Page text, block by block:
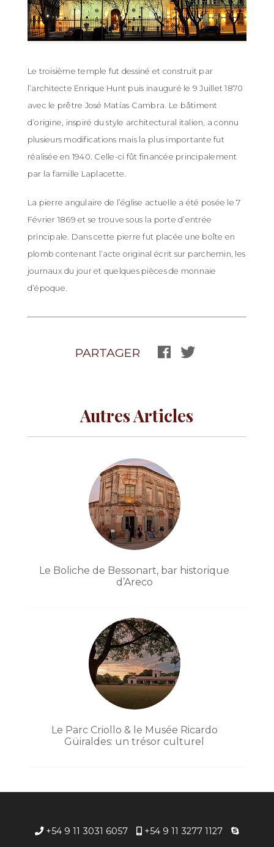
ES EN
Le troisième temple fut dessiné et construit par
l’architecte Enrique Hunt puis inauguré le 9 Juillet 1870
avec le prêtre José Matías Cambra. Le bâtiment
d’origine, inspiré du style architectural italien, a connu
plusieurs modifications mais la plus importante fut
réalisée en 1940. Celle-ci fût financée principalement
par la famille Laplacette.
La pierre angulaire de l’église actuelle a été posée le 7
Février 1869 et se trouve sous la porte d’entrée
principale. Dans cette pierre fut placée une boîte en
plomb contenant l’acte original écrit sur parchemin, les
journaux du jour et quelques pièces de monnaie
d’époque.
PARTAGER
Autres Articles
Le Boliche de Bessonart, bar historique
d’Areco
Le Parc Criollo & le Musée Ricardo
Güiraldes: un trésor culturel
+54 9 11 3031 6057
+54 9 11 3277 1127